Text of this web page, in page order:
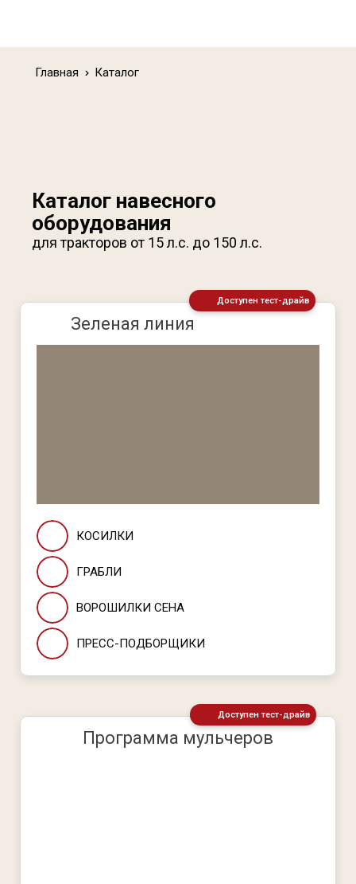
Главная Каталог
Каталог навесного
оборудования
для тракторов от 15 л.с. до 150 л.с.
Доступен тест-драйв
Зеленая линия
КОСИЛКИ
ГРАБЛИ
ВОРОШИЛКИ СЕНА
ПРЕСС-ПОДБОРЩИКИ
Доступен тест-драйв
Программа мульчеров